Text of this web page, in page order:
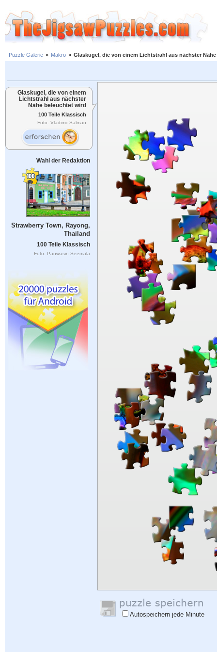
Puzzle Galerie » Makro » Glaskugel, die von einem Lichtstrahl aus nächster
Glaskugel, die von einem
Lichtstrahl aus nächster
Nähe beleuchtet wird
100 Teile Klassisch
Foto: Vladimir Salman
Wahl der Redaktion
Strawberry Town, Rayong,
Thailand
100 Teile Klassisch
Foto: Panwasin Seemala
Autospeichern jede Minute